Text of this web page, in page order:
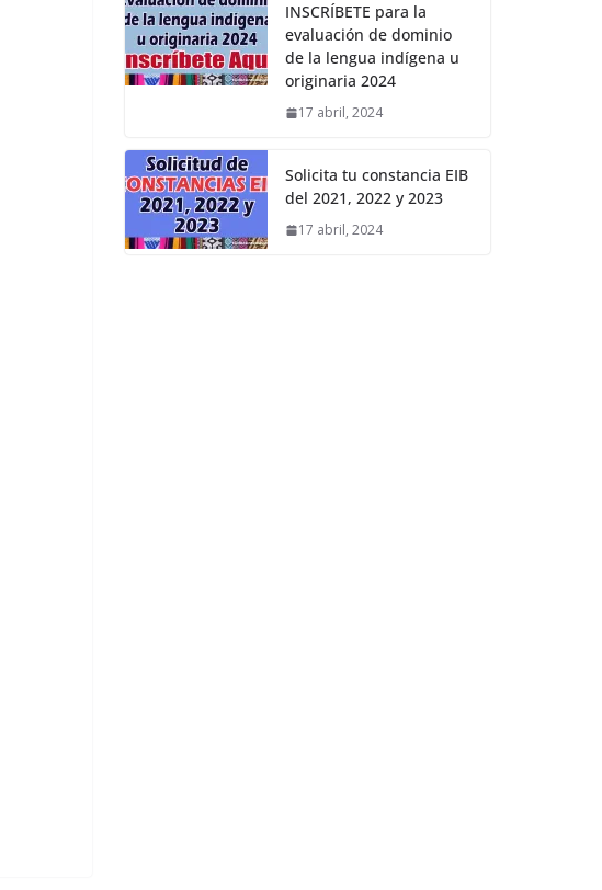
INSCRÍBETE para la
evaluación de dominio
de la lengua indígena u
originaria 2024
17 abril, 2024
Solicita tu constancia EIB
del 2021, 2022 y 2023
17 abril, 2024